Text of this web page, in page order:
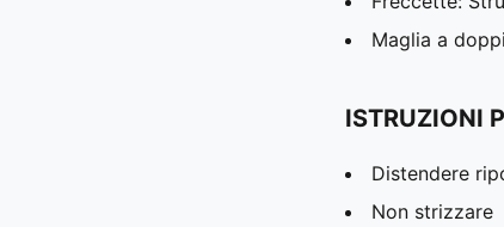
Maglia a
ISTRUZIONI
Distendere
Non strizzare